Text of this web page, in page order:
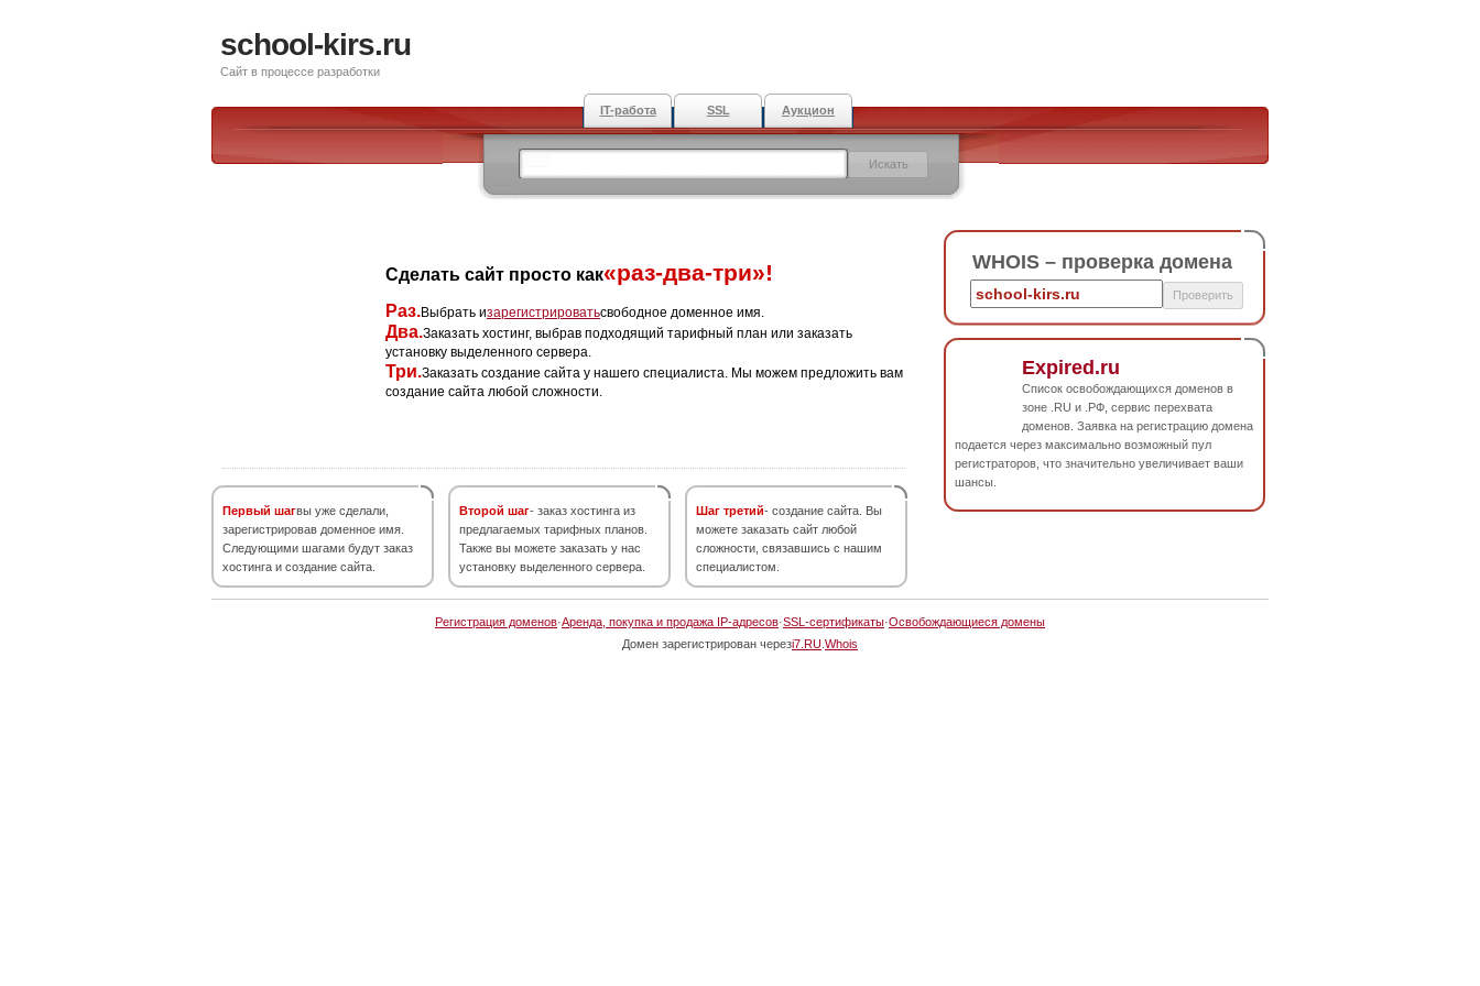
school-kirs.ru
Сайт в процессе разработки
IT-работа SSL Аукцион
Сделать сайт просто как«раз-два-три»!
Раз.Выбрать изарегистрироватьсвободное доменное имя.
Два.Заказать хостинг, выбрав подходящий тарифный план или заказать
установку выделенного сервера.
Три.Заказать создание сайта у нашего специалиста. Мы можем предложить вам
создание сайта любой сложности.
Первый шагвы уже сделали,
зарегистрировав доменное имя.
Следующими шагами будут заказ
хостинга и создание сайта.
Второй шаг- заказ хостинга из
предлагаемых тарифных планов.
Также вы можете заказать у нас
установку выделенного сервера.
Шаг третий- создание сайта. Вы
можете заказать сайт любой
сложности, связавшись с нашим
специалистом.
WHOIS – проверка домена
Expired.ru
Список освобождающихся доменов в
зоне .RU и .РФ, сервис перехвата
доменов. Заявка на регистрацию домена
подается через максимально возможный пул
регистраторов, что значительно увеличивает ваши
шансы.
Регистрация доменов·Аренда, покупка и продажа IP-адресов·SSL-сертификаты·Освобождающиеся домены
Домен зарегистрирован черезi7.RU Whois